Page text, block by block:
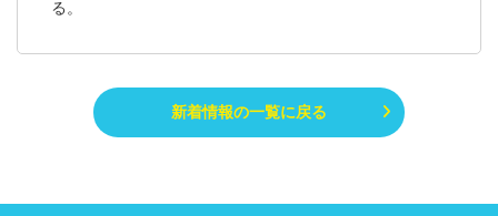
る。
新着情報の一覧に戻る